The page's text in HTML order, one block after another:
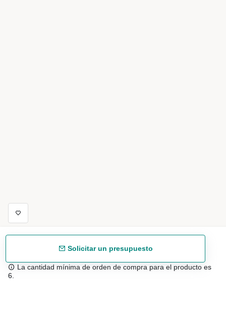
Solicitar un presupuesto
La cantidad mínima de orden de compra para el producto es
6.